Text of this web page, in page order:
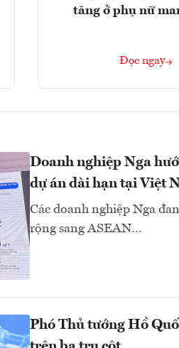
tăng ở phụ nữ
Đọc ngay
Doanh nghiệp Nga
dự án dài hạn tại Việt
Các doanh nghiệp Nga
rộng sang ASEAN…
Phó Thủ tướng Hồ